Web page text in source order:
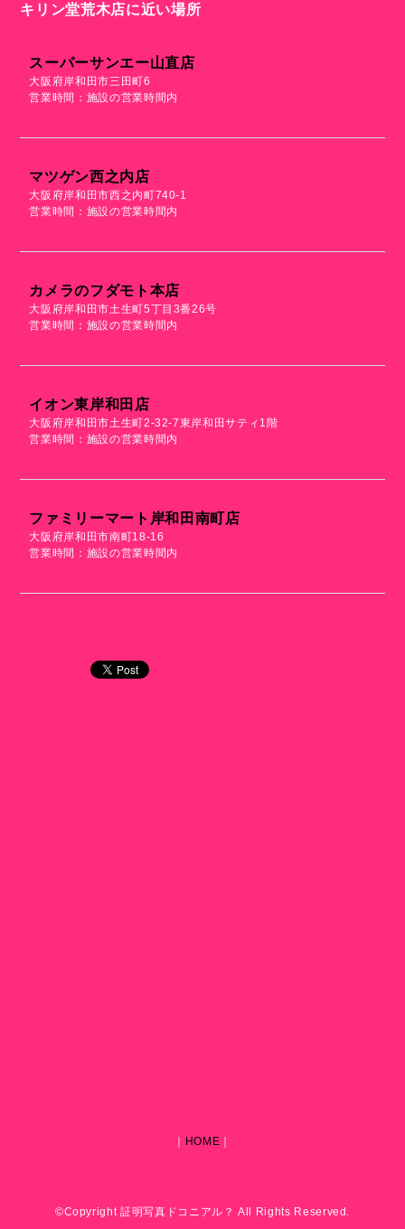
キリン堂荒木店に近い場所
スーパーサンエー山直店
大阪府岸和田市三田町6
営業時間：施設の営業時間内
マツゲン西之内店
大阪府岸和田市西之内町740-1
営業時間：施設の営業時間内
カメラのフダモト本店
大阪府岸和田市土生町5丁目3番26号
営業時間：施設の営業時間内
イオン東岸和田店
大阪府岸和田市土生町2-32-7東岸和田サティ1階
営業時間：施設の営業時間内
ファミリーマート岸和田南町店
大阪府岸和田市南町18-16
営業時間：施設の営業時間内
HOME
©Copyright 証明写真ドコニアル？ All Rights Reserved.